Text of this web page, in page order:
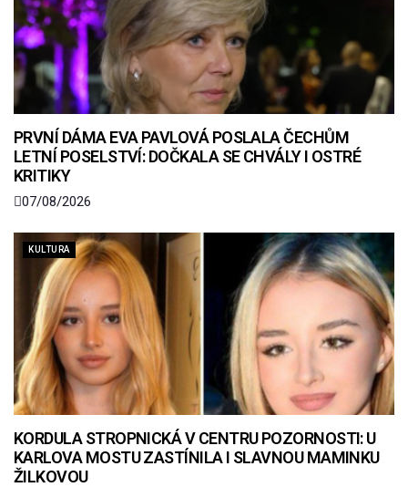
PRVNÍ DÁMA EVA PAVLOVÁ POSLALA ČECHŮM
LETNÍ POSELSTVÍ: DOČKALA SE CHVÁLY I OSTRÉ
KRITIKY
07/08/2026
KULTURA
KORDULA STROPNICKÁ V CENTRU POZORNOSTI: U
KARLOVA MOSTU ZASTÍNILA I SLAVNOU MAMINKU
ŽILKOVOU